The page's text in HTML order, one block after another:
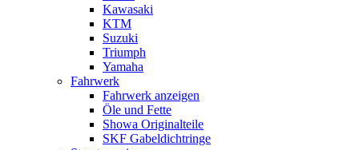
Kawasaki
KTM
Suzuki
Triumph
Yamaha
Fahrwerk
Fahrwerk anzeigen
Öle und Fette
Showa Originalteile
SKF Gabeldichtringe